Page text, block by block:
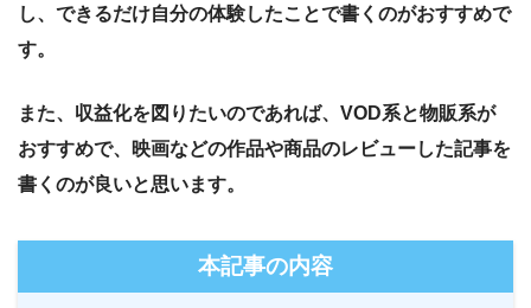
し、できるだけ自分の体験したことで書くのがおすすめで
す。
また、収益化を図りたいのであれば、VOD系と物販系が
おすすめで、映画などの作品や商品のレビューした記事を
書くのが良いと思います。
本記事の内容